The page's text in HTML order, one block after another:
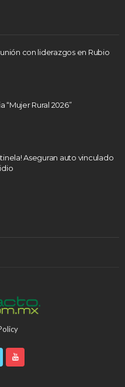
con liderazgos en Rubio
Rural 2026”
Aseguran auto vinculado